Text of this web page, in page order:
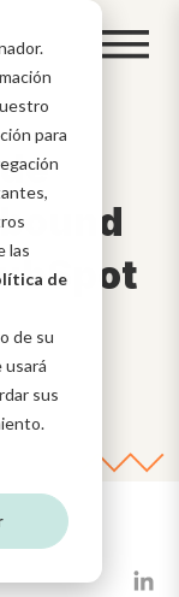
para
las
de
de su
sus